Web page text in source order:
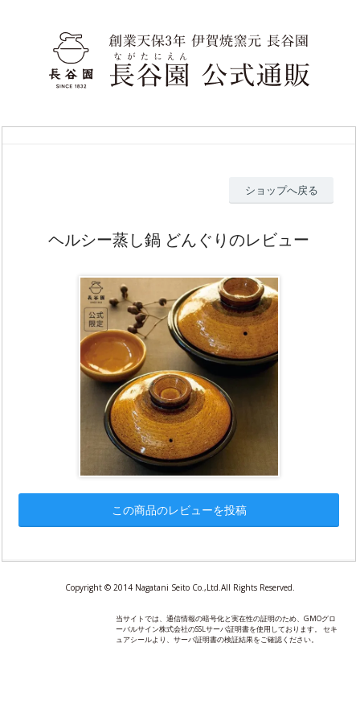
ショップへ戻る
ヘルシー蒸し鍋 どんぐりのレビュー
この商品のレビューを投稿
Copyright © 2014 Nagatani Seito Co.,Ltd.All Rights Reserved.
当サイトでは、通信情報の暗号化と実在性の証明のため、GMOグロ
ーバルサイン株式会社のSSLサーバ証明書を使用しております。 セキ
ュアシールより、サーバ証明書の検証結果をご確認ください。